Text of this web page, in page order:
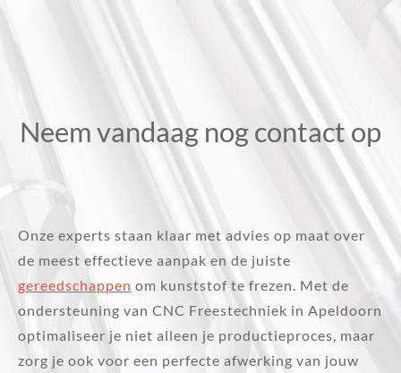
Neem vandaag nog contact op
Onze experts staan klaar met advies op maat over
de meest effectieve aanpak en de juiste
gereedschappen om kunststof te frezen. Met de
ondersteuning van CNC Freestechniek in Apeldoorn
optimaliseer je niet alleen je productieproces, maar
zorg je ook voor een perfecte afwerking van jouw